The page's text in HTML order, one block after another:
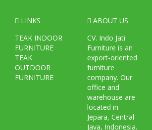
LINKS
TEAK INDOOR
FURNITURE
TEAK
OUTDOOR
FURNITURE
ABOUT US
CV. Indo Jati
Furniture is an
export-oriented
furniture
company. Our
office and
warehouse are
located in
Jepara, Central
Java, Indonesia.